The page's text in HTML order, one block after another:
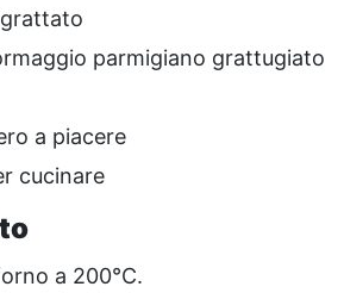
parmigiano grattugiato
a piacere
cucinare
a 200°C.